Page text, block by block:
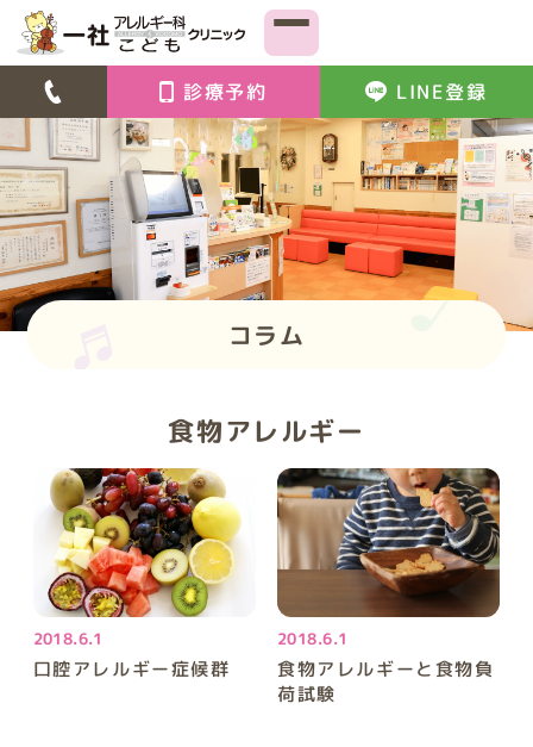
診療予約 LINE登録
コラム
食物アレルギー
2018.6.1
口腔アレルギー症候群
2018.6.1
食物アレルギーと食物負
荷試験